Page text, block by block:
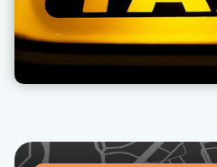
Вся финансовая
приложении на смартфоне
Наша техподдержка
возникающие проблемы с
Приглашаем присоединиться